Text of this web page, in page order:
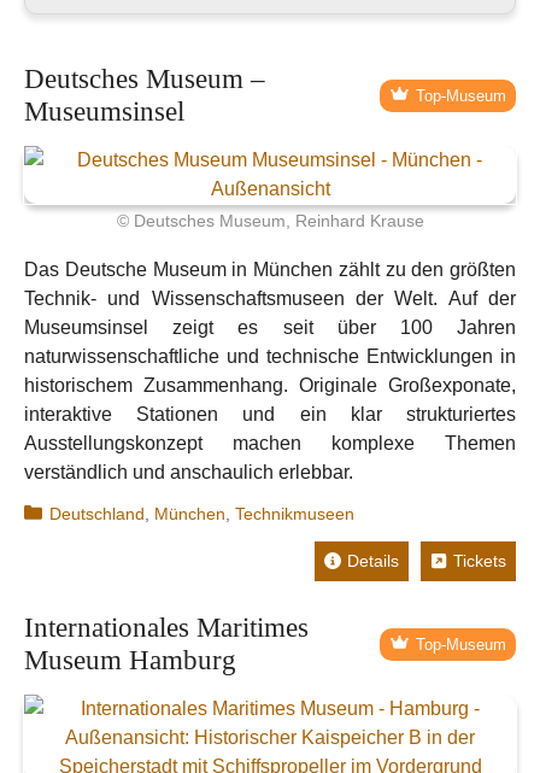
Deutsches Museum –
Museumsinsel
Top-Museum
© Deutsches Museum, Reinhard Krause
Das Deutsche Museum in München zählt zu den größten
Technik- und Wissenschaftsmuseen der Welt. Auf der
Museumsinsel zeigt es seit über 100 Jahren
naturwissenschaftliche und technische Entwicklungen in
historischem Zusammenhang. Originale Großexponate,
interaktive Stationen und ein klar strukturiertes
Ausstellungskonzept machen komplexe Themen
verständlich und anschaulich erlebbar.
Kategorien
Deutschland München ,Technikmuseen
Details Tickets
Internationales Maritimes
Museum Hamburg
Top-Museum